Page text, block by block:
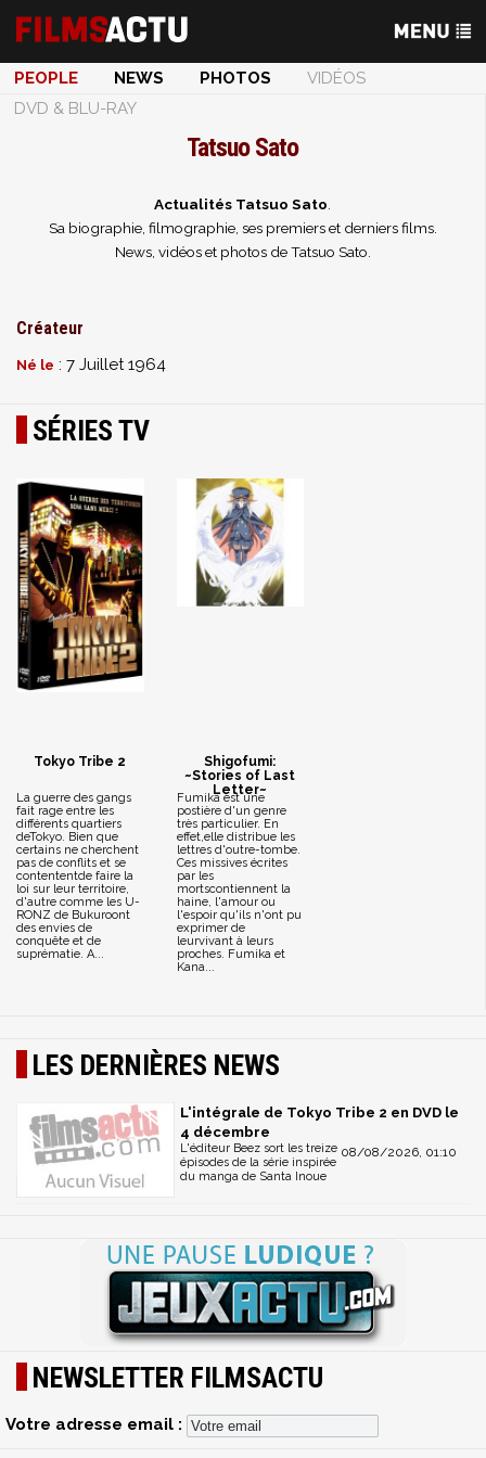
PEOPLE NEWS PHOTOS
VIDÉOS
DVD & BLU-RAY
Tatsuo Sato
Actualités Tatsuo Sato
Sa biographie, filmographie, ses premiers et derniers films.
News, vidéos et photos de Tatsuo Sato.
Créateur
Né le : 7 Juillet 1964
SÉRIES TV
Tokyo Tribe 2
La guerre des gangs
fait rage entre les
différents quartiers
deTokyo. Bien que
certains ne cherchent
pas de conflits et se
contententde faire la
loi sur leur territoire,
d'autre comme les U-
RONZ de Bukuroont
des envies de
conquête et de
suprématie. A...
Shigofumi:
~Stories of Last
Letter~
Fumika est une
postière d'un genre
très particulier. En
effet,elle distribue les
lettres d'outre-tombe.
Ces missives écrites
par les
mortscontiennent la
haine, l'amour ou
l'espoir qu'ils n'ont pu
exprimer de
leurvivant à leurs
proches. Fumika et
Kana...
LES DERNIÈRES NEWS
L'intégrale de Tokyo Tribe 2 en DVD le
4 décembre
08/08/2026, 01:10
L'éditeur Beez sort les treize
épisodes de la série inspirée
du manga de Santa Inoue
NEWSLETTER FILMSACTU
Votre adresse email :